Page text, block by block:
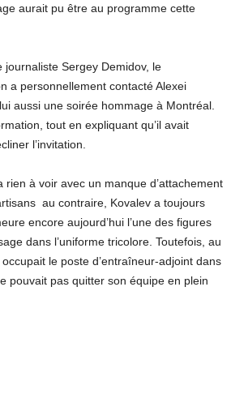
aurait pu être au programme cette
Sergey Demidov, le
a personnellement contacté Alexei
aussi une soirée hommage à Montréal.
tout en expliquant qu’il avait
l’invitation.
rien à voir avec un manque d’attachement
au contraire, Kovalev a toujours
encore aujourd’hui l’une des figures
dans l’uniforme tricolore. Toutefois, au
le poste d’entraîneur-adjoint dans
pouvait pas quitter son équipe en plein